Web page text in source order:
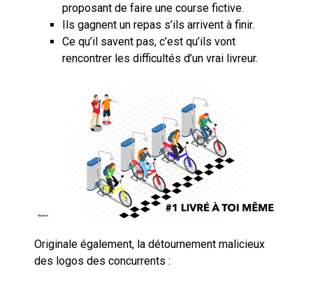
proposant de faire une course fictive.
Ils gagnent un repas s’ils arrivent à finir.
Ce qu’il savent pas, c’est qu’ils vont
rencontrer les difficultés d’un vrai livreur.
Originale également, la détournement malicieux
des logos des concurrents :